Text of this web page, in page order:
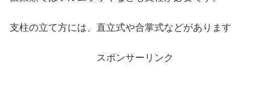
支柱の立て方には、直立式や合掌式などがあります
スポンサーリンク